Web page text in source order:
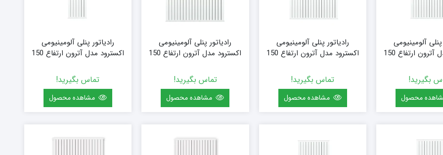
پنلی آلومینیومی
اکسترود مدل آترون ارتفاع 150
بگیرید!
محصول
رادیاتور پنلی آلومینیومی
اکسترود مدل آترون ارتفاع 150
تماس بگیرید!
مشاهده محصول
رادیاتور پنلی آلومینیومی
اکسترود مدل آترون ارتفاع 150
تماس بگیرید!
مشاهده محصول
رادیاتور پنلی آلومینیومی
اکسترود مدل آترون ارتفاع 150
تماس بگیرید!
مشاهده محصول